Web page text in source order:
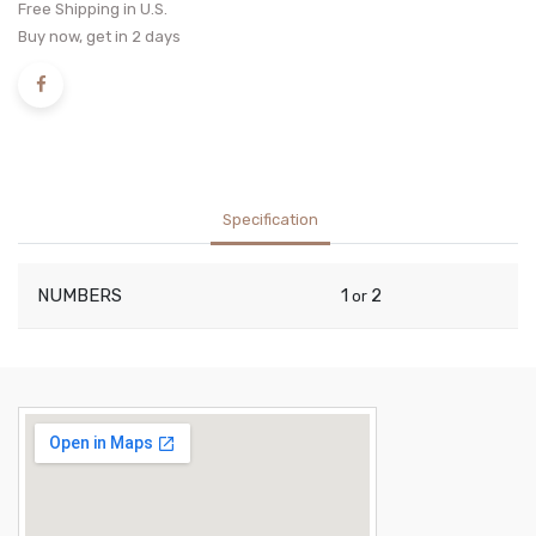
Free Shipping in U.S.
Buy now, get in 2 days
Specification
NUMBERS 1 or 2